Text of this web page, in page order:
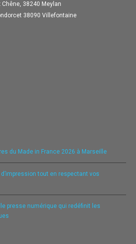
38240 Meylan
38090 Villefontaine
du Made in France 2026 à Marseille
tout en respectant vos
presse numérique qui redéfinit les